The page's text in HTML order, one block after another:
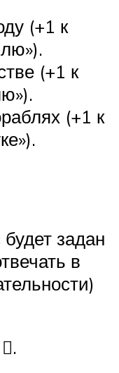
(+1 к
(️+1 к
(+1 к
задан
в